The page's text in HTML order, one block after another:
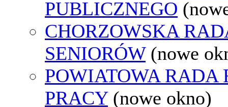
PUBLICZNEGO
CHORZOWSKA
SENIORÓW (nowe
POWIATOWA RADA
PRACY (nowe okno)